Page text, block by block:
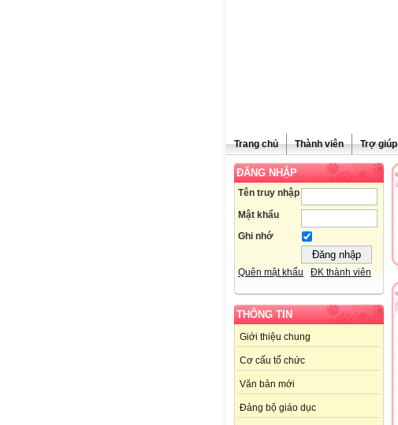
Trang chủ Thành viên Trợ giúp
ĐĂNG NHẬP
Tên truy nhập
Mật khẩu
Ghi nhớ
Quên mật khẩu ĐK thành viên
THÔNG TIN
Giới thiệu chung
Cơ cấu tổ chức
Văn bản mới
Đảng bộ giáo dục